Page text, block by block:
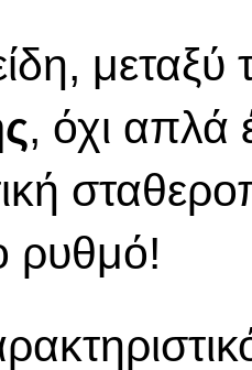
, όχι απλά
ρυθμό!